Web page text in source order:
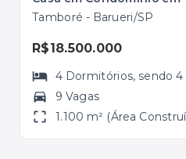
Tamboré - Barueri/SP
R$18.500.000
4 Dormitórios, sendo4
9 Vagas
1.100 m² (Área